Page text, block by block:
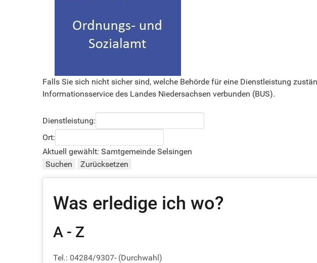
Falls Sie sich nicht sicher sind, welche Behörde für eine Dienstleistung
Informationsservice des Landes Niedersachsen verbunden (BUS).
Dienstleistung:
Ort:
Aktuell gewählt: Samtgemeinde Selsingen
Was erledige ich wo?
A - Z
Tel.: 04284/9307- (Durchwahl)